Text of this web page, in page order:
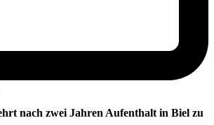
nach zwei Jahren Aufenthalt in Biel zu